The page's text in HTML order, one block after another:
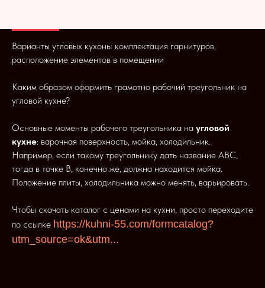
Варианты угловых кухонь: комплектация гарнитуров,
расположение элементов в помещении
Каким образом оформить грамотно рабочий треугольник на
угловой кухне?
Основные моменты рабочего треугольника на угловой
кухне: варочная поверхность, мойка, холодильник.
Например, если такому треугольнику дать название АВС,
тогда в точке В, конечно же, должна находится мойка.
Положение плиты, холодильника можно менять, варьировать.
Чтобы скачать каталог с ценами на кухни, просто переходите
по ссылке https://kuhni-55.com/formcatalog?
utm_source=ok&utm...